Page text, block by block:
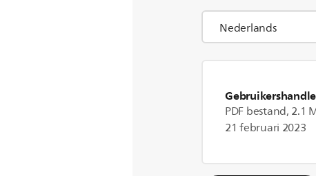
PDF bestand, 2.1
21 februari 2023